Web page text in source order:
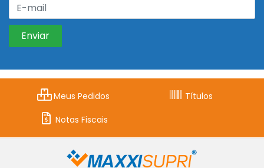
Meus Pedidos
Títulos
Notas Fiscais